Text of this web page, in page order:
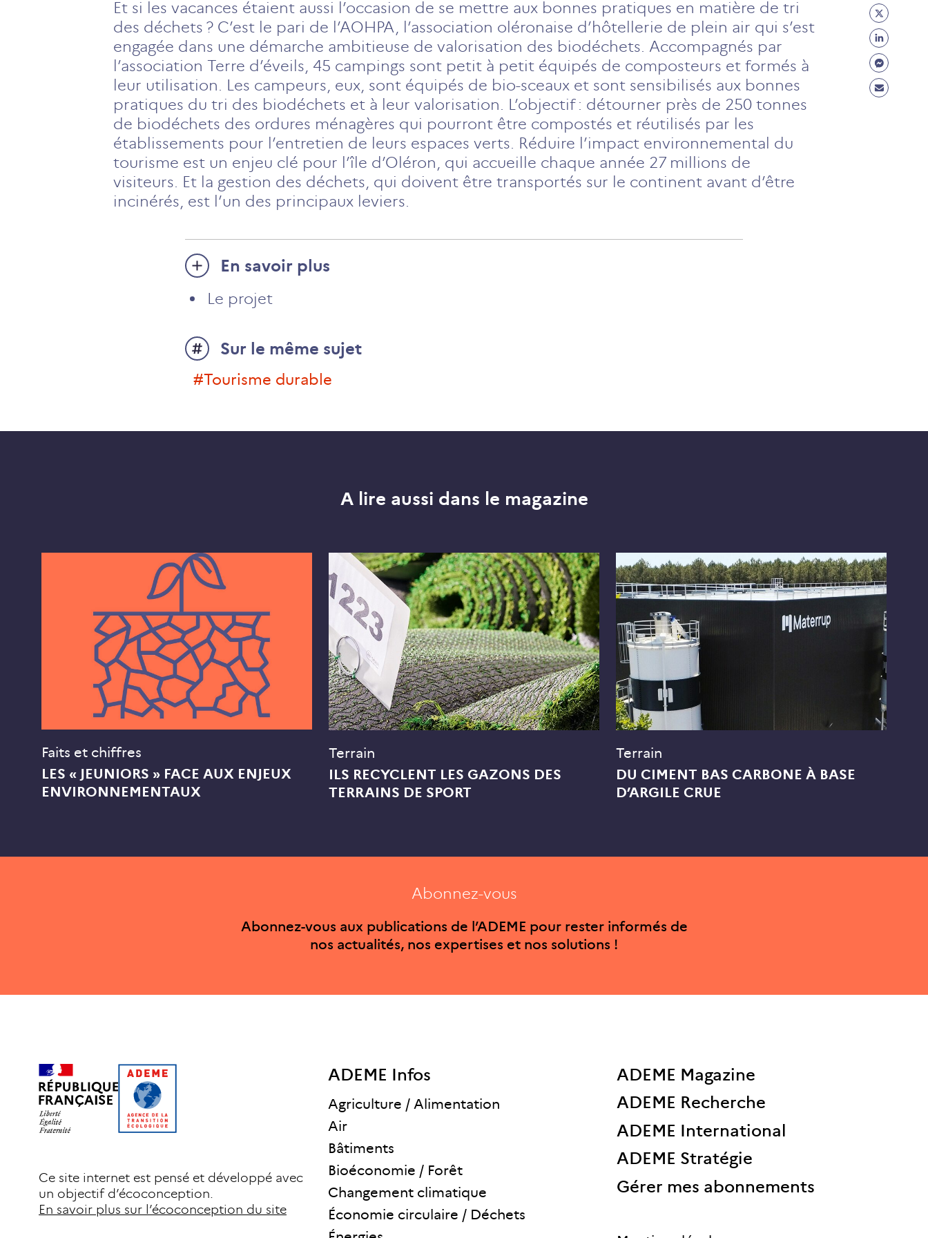
(ouvre
un
nouvel
onglet)
Partage
Twitter
(ouvre
un
nouvel
Partage
(ouvre
un
Partage
(ouvre
Partage
Et si les vacances étaient aussi l’occasion de se mettre aux bonnes pratiques en matière de tri
des déchets ? C’est le pari de l’AOHPA, l’association oléronaise d’hôtellerie de plein air qui s’est
engagée dans une démarche ambitieuse de valorisation des biodéchets. Accompagnés par
l’association Terre d’éveils, 45 campings sont petit à petit équipés de composteurs et formés à
leur utilisation. Les campeurs, eux, sont équipés de bio-sceaux et sont sensibilisés aux bonnes
pratiques du tri des biodéchets et à leur valorisation. L’objectif : détourner près de 250 tonnes
de biodéchets des ordures ménagères qui pourront être compostés et réutilisés par les
établissements pour l’entretien de leurs espaces verts. Réduire l’impact environnemental du
tourisme est un enjeu clé pour l’île d’Oléron, qui accueille chaque année 27 millions de
visiteurs. Et la gestion des déchets, qui doivent être transportés sur le continent avant d’être
incinérés, est l’un des principaux leviers.
En savoir plus
Le projet
Sur le même sujet
#tourisme durable
A lire aussi dans le magazine
Faits et chiffres
LES « JEUNIORS » FACE AUX ENJEUX
ENVIRONNEMENTAUX
Terrain
ILS RECYCLENT LES GAZONS DES
TERRAINS DE SPORT
Terrain
DU CIMENT BAS CARBONE À BASE
D’ARGILE CRUE
Abonnez-vous
Abonnez-vous aux publications de l’ADEME pour rester informés de
nos actualités, nos expertises et nos solutions !
Ce site internet est pensé et développé avec
un objectif d’écoconception.
En savoir plus sur l’écoconception du site
ADEME Infos
Agriculture / Alimentation
Air
Bâtiments
Bioéconomie / Forêt
Changement climatique
Économie circulaire / Déchets
ADEME Magazine
ADEME Recherche
ADEME International
ADEME Stratégie
Gérer mes abonnements